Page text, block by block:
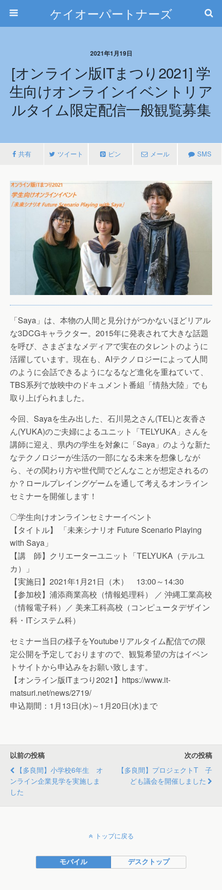
ケイオーパートナーズ
2021年1月19日
[オンライン版ITまつり2021] 学
生向けオンラインイベントリア
ルタイム限定配信一般観覧募集
共有 ツイート ピン メール SMS
「Saya」は、本物の人間と見分けがつかないほどリアル
な3DCGキャラクター。2015年に発表されて大きな話題
を呼び、さまざまなメディアで実在のタレントのように
活躍しています。現在も、AIテクノロジーによって人間
のように会話できるようになるなど進化を重ねていて、
TBS系列で放映中のドキュメント番組「情熱大陸」でも
取り上げられました。
今回、Sayaを生み出した、石川晃之さん(TEL)と友香さ
ん(YUKA)のご夫婦によるユニット「TELYUKA」さんを
講師に迎え、県内の学生を対象に「Saya」のような新た
なテクノロジーが生活の一部になる未来を想像しなが
ら、その関わり方や世代間でどんなことが想定されるの
か？ロールプレイングゲームを通して考えるオンライン
セミナーを開催します！
〇学生向けオンラインセミナーイベント
【タイトル】 「未来シナリオ Future Scenario Playing
with Saya」
【講 師】クリエーターユニット「TELYUKA（テルユ
カ）」
【実施日】2021年1月21日（木） 13:00～14:30
【参加校】浦添商業高校（情報処理科） ／ 沖縄工業高校
（情報電子科）／ 美来工科高校（コンピュータデザイン
科・ITシステム科）
セミナー当日の様子をYoutubeリアルタイム配信での限
定公開を予定しておりますので、観覧希望の方はイベン
トサイトから申込みをお願い致します。
【オンライン版ITまつり2021】https://www.it-
matsuri.net/news/2719/
申込期間：1月13日(水)～1月20日(水)まで
以前の投稿
【多良間】小学校6年生 オ
ンライン企業見学を実施しま
した
次の投稿
【多良間】プロジェクトT 子
ども議会を開催しました
トップに戻る
モバイル デスクトップ